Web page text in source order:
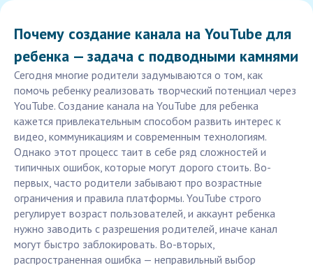
Почему создание канала на YouTube для
ребенка — задача с подводными камнями
Сегодня многие родители задумываются о том, как
помочь ребенку реализовать творческий потенциал через
YouTube. Создание канала на YouTube для ребенка
кажется привлекательным способом развить интерес к
видео, коммуникациям и современным технологиям.
Однако этот процесс таит в себе ряд сложностей и
типичных ошибок, которые могут дорого стоить. Во-
первых, часто родители забывают про возрастные
ограничения и правила платформы. YouTube строго
регулирует возраст пользователей, и аккаунт ребенка
нужно заводить с разрешения родителей, иначе канал
могут быстро заблокировать. Во-вторых,
распространенная ошибка — неправильный выбор